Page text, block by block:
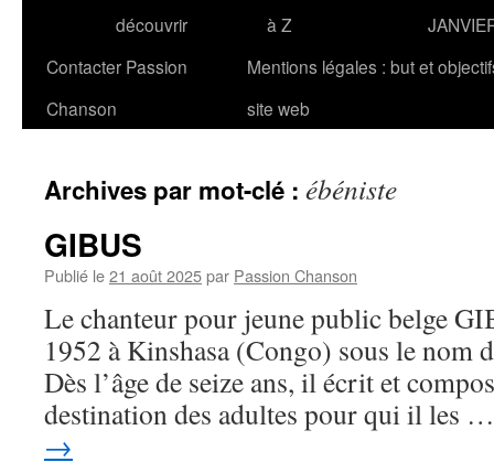
découvrir
à Z
Contacter Passion
Chanson
Mentions légales : but et
site web
Archives par mot-clé : ébéniste
GIBUS
Publié le21 août 2025par Passion Chanson
Le chanteur pour jeune public belge
1952 à Kinshasa (Congo) sous le nom
Dès l’âge de seize ans, il écrit et
destination des adultes pour qui il les
→